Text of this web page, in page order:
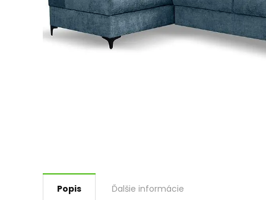
Popis Ďalšie informácie